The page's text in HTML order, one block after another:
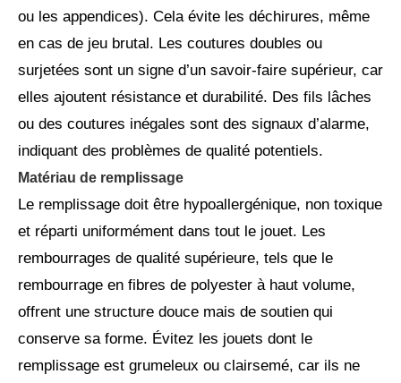
ou les appendices). Cela évite les déchirures, même
en cas de jeu brutal. Les coutures doubles ou
surjetées sont un signe d’un savoir-faire supérieur, car
elles ajoutent résistance et durabilité. Des fils lâches
ou des coutures inégales sont des signaux d’alarme,
indiquant des problèmes de qualité potentiels.
Matériau de remplissage
Le remplissage doit être hypoallergénique, non toxique
et réparti uniformément dans tout le jouet. Les
rembourrages de qualité supérieure, tels que le
rembourrage en fibres de polyester à haut volume,
offrent une structure douce mais de soutien qui
conserve sa forme. Évitez les jouets dont le
remplissage est grumeleux ou clairsemé, car ils ne